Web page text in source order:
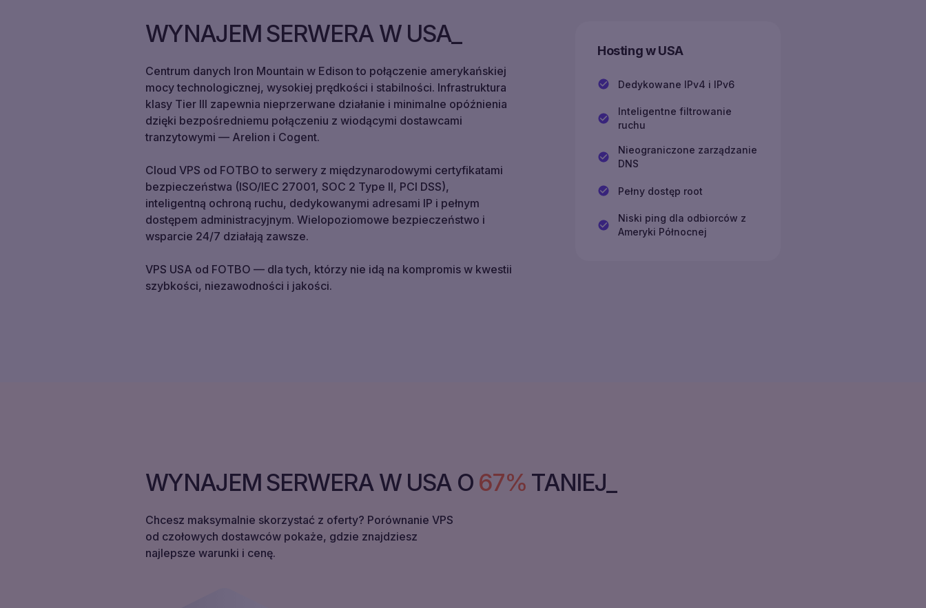
WYNAJEM SERWERA W USA
Centrum danych Iron Mountain w Edison to połączenie amerykańskiej
mocy technologicznej, wysokiej prędkości i stabilności. Infrastruktura
klasy Tier III zapewnia nieprzerwane działanie i minimalne opóźnienia
dzięki bezpośredniemu połączeniu z wiodącymi dostawcami
tranzytowymi — Arelion i Cogent.
Cloud VPS od FOTBO to serwery z międzynarodowymi certyfikatami
bezpieczeństwa (ISO/IEC 27001, SOC 2 Type II, PCI DSS),
inteligentną ochroną ruchu, dedykowanymi adresami IP i pełnym
dostępem administracyjnym. Wielopoziomowe bezpieczeństwo i
wsparcie 24/7 działają zawsze.
VPS USA od FOTBO — dla tych, którzy nie idą na kompromis w kwestii
szybkości, niezawodności i jakości.
Hosting w USA
Dedykowane IPv4 i IPv6
Inteligentne filtrowanie
ruchu
Nieograniczone zarządzanie
DNS
Pełny dostęp root
Niski ping dla odbiorców z
Ameryki Północnej
WYNAJEM SERWERA W USA O 67% TANIEJ
Chcesz maksymalnie skorzystać z oferty? Porównanie VPS
od czołowych dostawców pokaże, gdzie znajdziesz
najlepsze warunki i cenę.